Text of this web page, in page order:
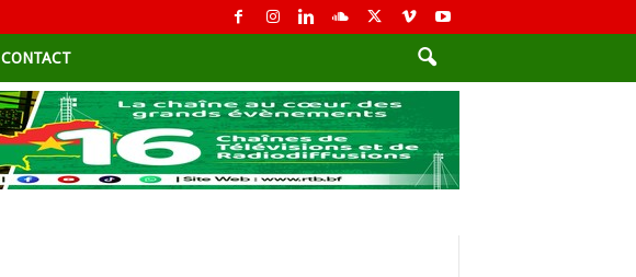
CONTACT